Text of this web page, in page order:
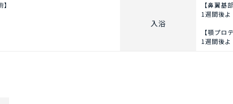
入浴
【鼻翼基
1週間後
【顎プロ
1週間後